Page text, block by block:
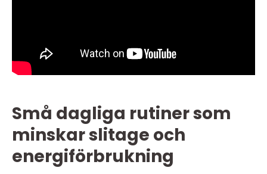
Små dagliga rutiner som
minskar slitage och
energiförbrukning